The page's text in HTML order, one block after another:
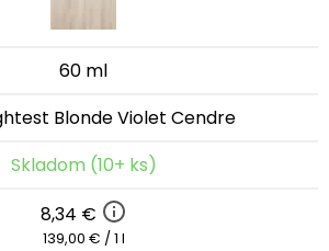
60 ml
Blonde Violet Cendre
Skladom (10+ ks)
8,34 €
139,00 € / 1 l